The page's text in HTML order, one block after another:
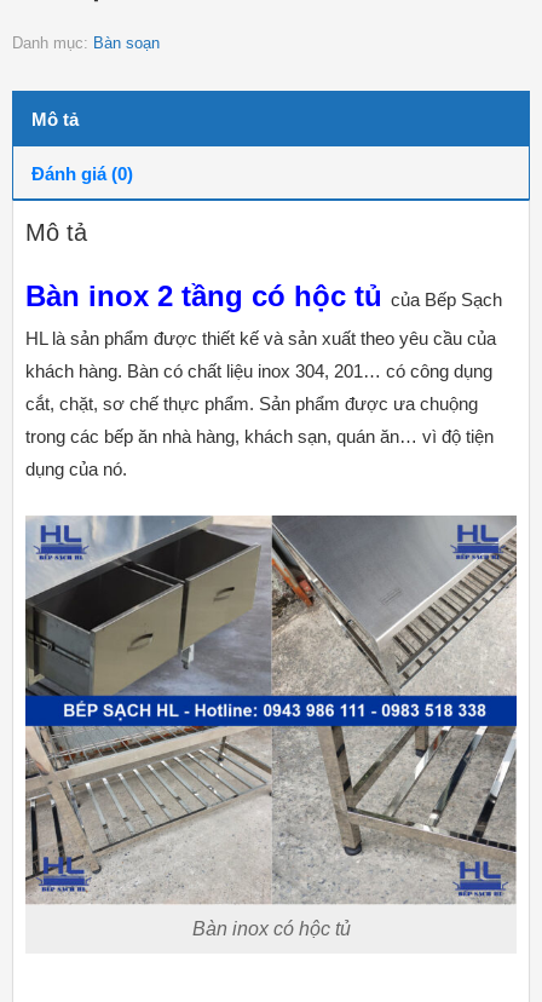
Danh mục: Bàn soạn
Mô tả
Đánh giá (0)
Mô tả
Bàn inox 2 tầng có hộc tủ của Bếp Sạch
HL là sản phẩm được thiết kế và sản xuất theo yêu cầu của
khách hàng. Bàn có chất liệu inox 304, 201… có công dụng
cắt, chặt, sơ chế thực phẩm. Sản phẩm được ưa chuộng
trong các bếp ăn nhà hàng, khách sạn, quán ăn… vì độ tiện
dụng của nó.
Bàn inox có hộc tủ